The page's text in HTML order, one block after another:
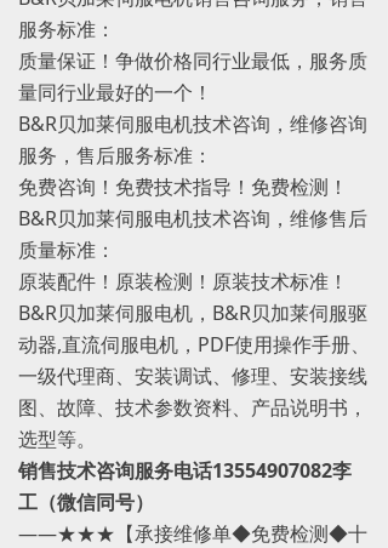
服务标准：
质量保证！争做价格同行业最低，服务质
量同行业最好的一个！
B&R贝加莱伺服电机技术咨询，维修咨询
服务，售后服务标准：
免费咨询！免费技术指导！免费检测！
B&R贝加莱伺服电机技术咨询，维修售后
质量标准：
原装配件！原装检测！原装技术标准！
B&R贝加莱伺服电机，B&R贝加莱伺服驱
动器,直流伺服电机，PDF使用操作手册、
一级代理商、安装调试、修理、安装接线
图、故障、技术参数资料、产品说明书，
选型等。
销售技术咨询服务电话13554907082李
工（微信同号）
——★★★【承接维修单◆免费检测◆十